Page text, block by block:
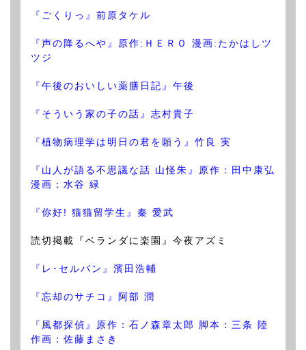
『ごくりっ』前原タケル
『声の降るへや』原作:ＨＥＲＯ 漫画:たかはしツ
ツジ
『午後のおいしい薬膳日記』午後
『そういう家の子の話』志村貴子
『植物病理学は明日の君を願う』竹良 実
『山人が語る不思議な話 山怪朱』原作：田中康弘
漫画：水谷 緑
『你好! 猫猫留学生』秦 愛武
読切掲載『ベランダに楽園』今夜アズミ
『レ･セルバン』濱田浩輔
『忘却のサチコ』阿部 潤
『風都探偵』原作：石ノ森章太郎 脚本：三条 陸
作画：佐藤まさき